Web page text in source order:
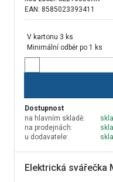
EAN: 8585023393411
V kartonu 3 ks
Minimální odběr po 1 ks
Dostupnost
na hlavním skladě:
na prodejnách:
u dodavatele:
Elektrická svářečka